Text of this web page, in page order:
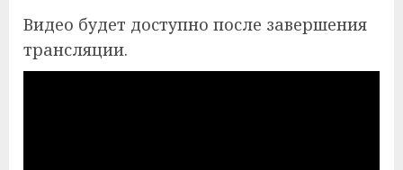
Видео будет доступно после завершения
трансляции.